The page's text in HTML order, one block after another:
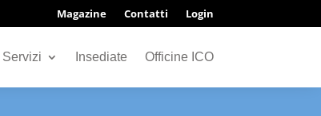
Magazine Contatti Login
Servizi Insediate Officine ICO